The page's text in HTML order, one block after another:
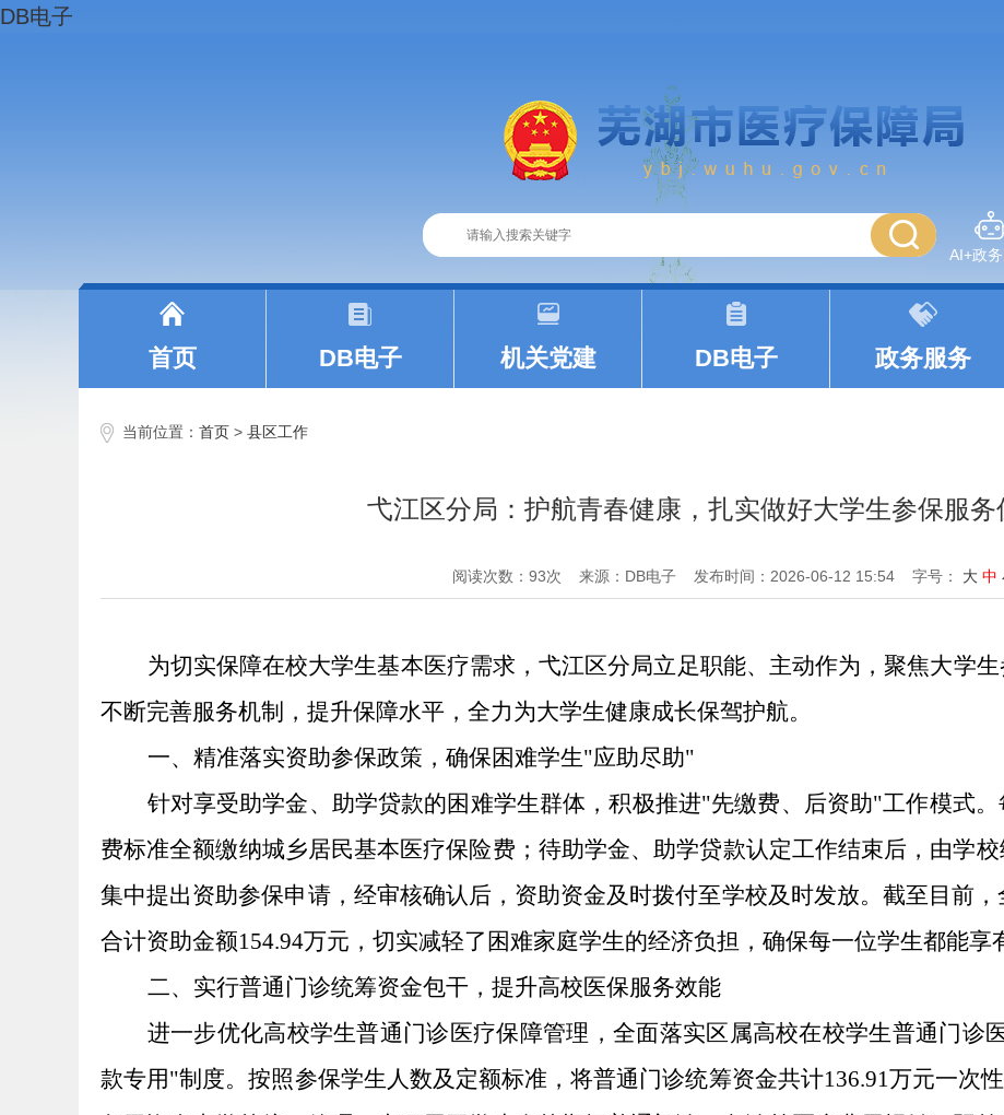
DB电子
AI+政
首页 DB电子 机关党建 DB电子 政务服务
当前位置： 首页 > 县区工作
弋江区分局：护航青春健康，扎实做好大学生参保服务
阅读次数： 93次 来源：DB电子 发布时间：2026-06-12 15:54 字号： 大 中
为切实保障在校大学生基本医疗需求，弋江区分局立足职能、主动作为，聚焦大学
不断完善服务机制，提升保障水平，全力为大学生健康成长保驾护航。
一、 精准落实资助参保政策，确保困难学生"应助尽助"
针对享受助学金、助学贷款的困难学生群体，积极推进"先缴费、后资助"工作模式
费标准全额缴纳城乡居民基本医疗保险费；待助学金、助学贷款认定工作结束后，由学
集中提出资助参保申请，经审核确认后，资助资金及时拨付至学校及时发放。截至目前，
合计资助金额154.94万元，切实减轻了困难家庭学生的经济负担，确保每一位学生都能享
二、 实行普通门诊统筹资金包干，提升高校医保服务效能
进一步优化高校学生普通门诊医疗保障管理，全面落实区属高校在校学生普通门诊
款专用"制度。按照参保学生人数及定额标准，将普通门诊统筹资金共计136.91万元一次